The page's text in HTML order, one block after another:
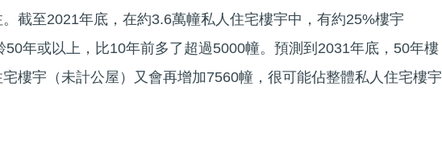
截至2021年底，在約3.6萬幢私人住宅樓宇中，有約25%樓宇
50年或以上，比10年前多了超過5000幢。預測到2031年底，50年樓
樓宇（未計公屋）又會再增加7560幢，很可能佔整體私人住宅樓宇